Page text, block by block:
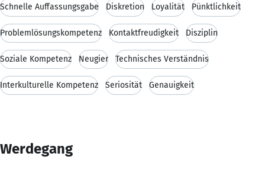
Schnelle Auffassungsgabe Diskretion Loyalität Pünktlichkeit
Problemlösungskompetenz Kontaktfreudigkeit Disziplin
Soziale Kompetenz Neugier Technisches Verständnis
Interkulturelle Kompetenz Seriosität Genauigkeit
Werdegang